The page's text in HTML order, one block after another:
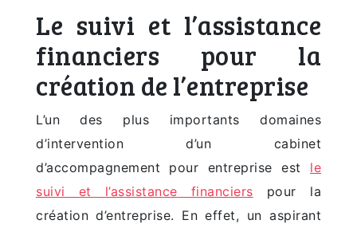
Le suivi et l’assistance
financiers pour la
création de l’entreprise
L’un des plus importants domaines
d’intervention d’un cabinet
d’accompagnement pour entreprise est le
suivi et l’assistance financiers pour la
création d’entreprise. En effet, un aspirant